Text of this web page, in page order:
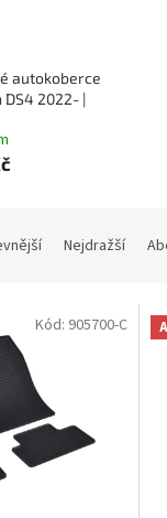
autokoberce
DS4 2022- |
Nejdražší
Kód: 905700-C